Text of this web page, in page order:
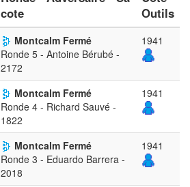
cote
Outils
Montcalm Fermé
Ronde 5 - Antoine Bérubé -
2172
1941
Montcalm Fermé
Ronde 4 - Richard Sauvé -
1822
1941
Montcalm Fermé
Ronde 3 - Eduardo Barrera -
2018
1941